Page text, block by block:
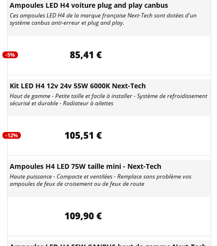
Ampoules LED H4 voiture plug and play canbus
Ces ampoules LED H4 de la marque française Next-Tech sont dotées d'un
système canbus anti-erreur et plug and play.
-5% 85,41 €
Kit LED H4 12v 24v 55W 6000K Next-Tech
Haut de gamme - Petite taille et facile à installer - Système de refroidissement
sécurisé et durable - Radiateur à ailettes
-12% 105,51 €
Ampoules H4 LED 75W taille mini - Next-Tech
Haute puissance - Compacte et ventilées - Remplace sans problème vos
ampoules de feux de croisement ou de feux de route
109,90 €